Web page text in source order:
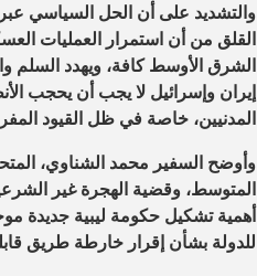
والتشديد على أن الحل السياسي عبر
القلق من أن استمرار العمليات
الشرق الأوسط كافة، ويهدد السلم
إيران وإسرائيل لا يجب أن يحجب
المدنيين، خاصة في ظل القيود
وأوضح السفير محمد الشناوي،
المتوسط، وقضية الهجرة غير
أهمية تشكيل حكومة ليبية جديدة
للدولة بشأن إقرار خارطة طريق